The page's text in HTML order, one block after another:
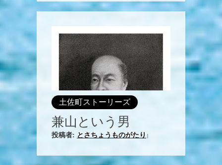
土佐町ストーリーズ
兼山という男
投稿者: とさちょうものがたり